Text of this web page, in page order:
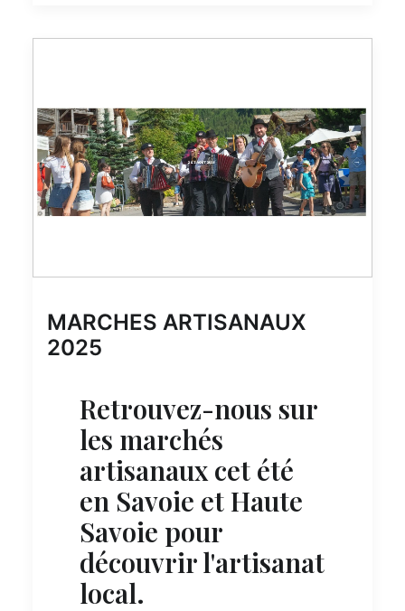
MARCHES ARTISANAUX
2025
Retrouvez-nous sur
les marchés
artisanaux cet été
en Savoie et Haute
Savoie pour
découvrir l'artisanat
local.